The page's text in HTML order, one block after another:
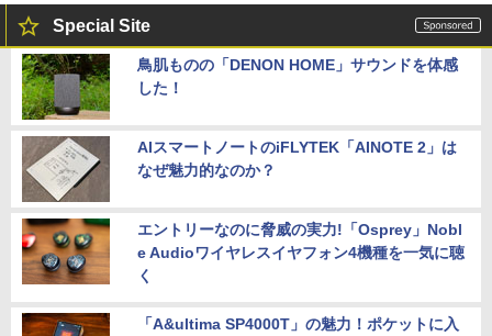
Special Site
鳥肌ものの「DENON HOME」サウンドを体感
した！
AIスマートノートのiFLYTEK「AINOTE 2」は
なぜ魅力的なのか？
エントリーなのに脅威の実力!「Osprey」Nobl
e Audioワイヤレスイヤフォン4機種を一気に聴
く
「A&ultima SP4000T」の魅力！ポケットに入